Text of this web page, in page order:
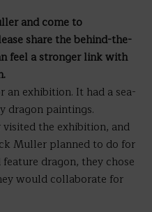
and come to
share the behind-the-
feel a stronger link with
an exhibition. It had a sea-
dragon paintings.
the exhibition, and
Muller planned to do for
dragon, they chose
would collaborate for